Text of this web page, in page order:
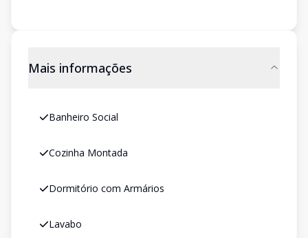
Mais informações
Banheiro Social
Cozinha Montada
Dormitório com Armários
Lavabo